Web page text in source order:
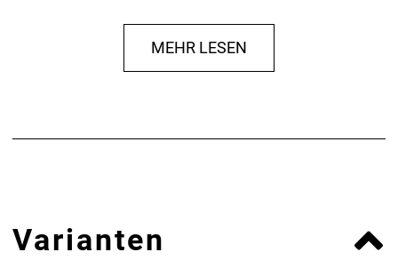
Das neue Domane Carbon ist aufgrund der
aerodynamischen Verbesserungen und seiner
ultraleichten Konstruktion schneller als je zuvor und
Konstruktion machen es zu unserem leichtesten
Domane SLR Disc aller Zeiten.
MEHR LESEN
Varianten